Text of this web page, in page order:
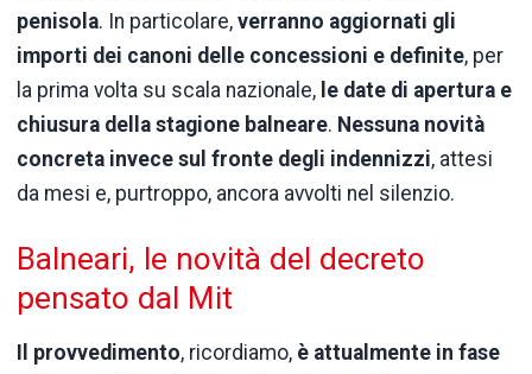
penisola. In particolare, verranno aggiornati gli
importi dei canoni delle concessioni e definite, per
la prima volta su scala nazionale, le date di apertura e
chiusura della stagione balneare. Nessuna novità
concreta invece sul fronte degli indennizzi, attesi
da mesi e, purtroppo, ancora avvolti nel silenzio.
Balneari, le novità del decreto
pensato dal Mit
Il provvedimento, ricordiamo, è attualmente in fase